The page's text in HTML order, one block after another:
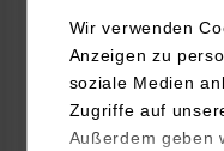
Wir verwenden
Anzeigen zu
soziale Medien
Zugriffe auf
Außerdem geben
16.09.2026 -
Im Mittelpunkt stehen
Batterietechnologien
nachhaltige Mobilität